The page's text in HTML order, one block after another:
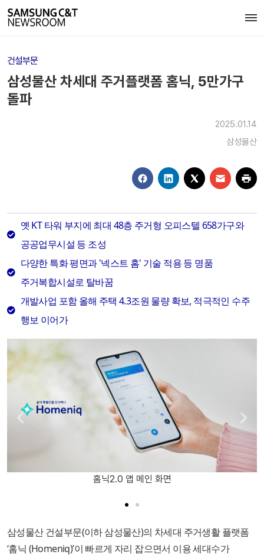
건설부문
삼성물산 차세대 주거플랫폼 홈닉, 5만가구
돌파
2025.01.14
삼성물산
옛 KT 타워 부지에 최대 48층 주거형 오피스텔 658가구와
공공업무시설 등 조성
다양한 특화 평면과 '넥스트 홈' 기술 적용 등 명품
주거복합시설로 탈바꿈
개발사업 포함 올해 주택 4.3조원 물량 확보, 적극적인 수주
행보 이어가
홈닉2.0 앱 메인 화면
삼성물산 건설부문(이하 삼성물산)의 차세대 주거생활 플랫폼
‘홈닉 (Homeniq)’이 빠르게 자리 잡으면서 이용 세대수가